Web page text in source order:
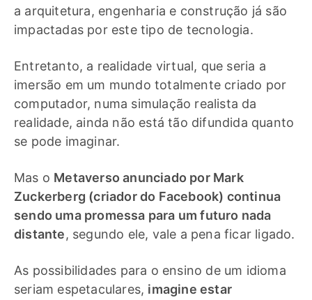
a arquitetura, engenharia e construção já são
impactadas por este tipo de tecnologia.
Entretanto, a realidade virtual, que seria a
imersão em um mundo totalmente criado por
computador, numa simulação realista da
realidade, ainda não está tão difundida quanto
se pode imaginar.
Mas o Metaverso anunciado por Mark
Zuckerberg (criador do Facebook) continua
sendo uma promessa para um futuro nada
distante, segundo ele, vale a pena ficar ligado.
As possibilidades para o ensino de um idioma
seriam espetaculares, imagine estar